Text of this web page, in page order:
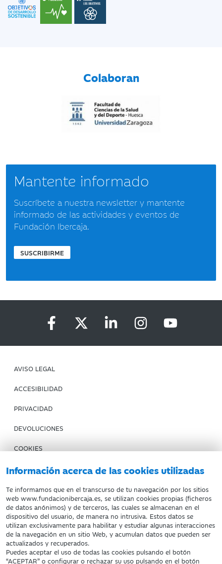
Información acerca de las cookies utilizadas
Te informamos que en el transcurso de tu navegación por los sitios
web www.fundacionibercaja.es, se utilizan cookies propias (ficheros
de datos anónimos) y de terceros, las cuales se almacenan en el
dispositivo del usuario, de manera no intrusiva. Estos datos se
utilizan exclusivamente para habilitar y estudiar algunas interacciones
de la navegación en un sitio Web, y acumulan datos que pueden ser
actualizados y recuperados.
Puedes aceptar el uso de todas las cookies pulsando el botón
“ACEPTAR” o configurar o rechazar su uso pulsando en el botón
Colaboran
Mantente informado
Suscríbete a nuestra newsletter y mantente
informado de las actividades y eventos de
Fundación Ibercaja.
SUSCRIBIRME
AVISO LEGAL
ACCESIBILIDAD
PRIVACIDAD
DEVOLUCIONES
COOKIES
CONDICIONES DE COMPRA
IBERCAJA BANCO
Fundación Bancaria Ibercaja. C.I.F. G-50000652.
Inscrita en el Registro de Fundaciones del Mº de Educación,
Cultura y Deporte con el nº 1689.
Domicilio social: Joaquín Costa, 13. 50001 Zaragoza.